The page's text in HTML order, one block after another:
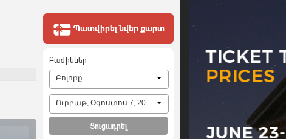
Պատվիրել նվեր քարտ
Բաժիններ
Բոլորը
Ուրբաթ, Օգոստոս 7, 2026
Ցուցադրել